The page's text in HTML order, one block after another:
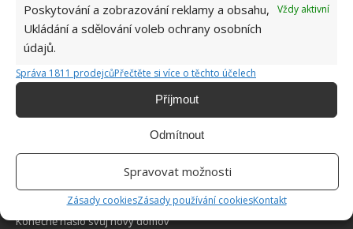
Poskytování a zobrazování reklamy a obsahu,
Ukládání a sdělování voleb ochrany osobních
údajů.
Vždy aktivní
Správa 1811 prodejcůPřečtěte si více o těchto účelech
Příjmout
Odmítnout
Spravovat možnosti
Zásady cookiesZásady používání cookiesKontakt
Sháníte zajímavé tipy jak vylepšit Váš domov? Originální nápady,
aktuální trendy, praktické rady i inspirativní fotografie najdete na
stránkách internetového magazínu
Vyzvedla si dítě ve školce a jela domů. To, co našla na jeho těle, ji
Přání postaršího zákazníka označil za nadlidský úkol. Kadeřník
však předvedl výkon z jiného světa
Slepé, třínohé kotě se dostalo z útulku na Národní den koťat.
Konečně našlo svůj nový domov